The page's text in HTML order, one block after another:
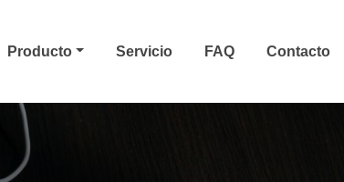
Producto Servicio FAQ Contacto